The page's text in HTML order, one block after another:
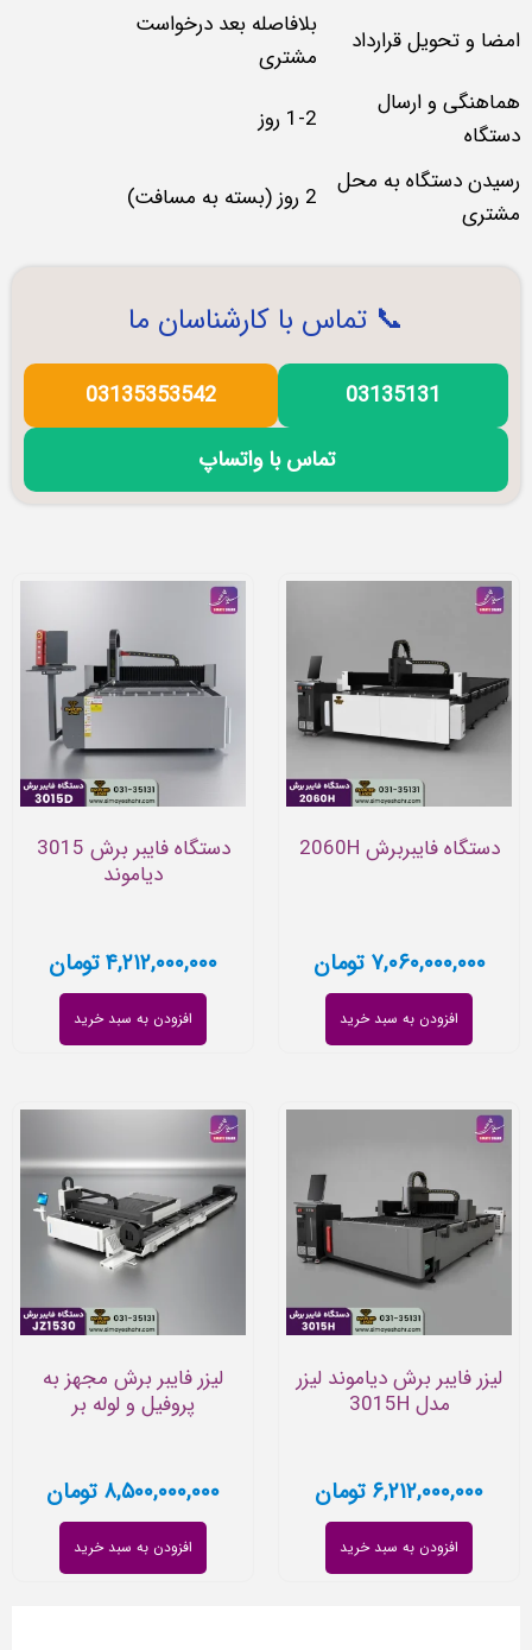
امضا و تحویل قرارداد
بلافاصله بعد درخواست
مشتری
هماهنگی و ارسال
دستگاه
1-2 روز
رسیدن دستگاه به محل
مشتری
2 روز (بسته به مسافت)
📞 تماس با کارشناسان ما
03135131
03135353542
تماس با واتساپ
دستگاه فایبربرش 2060H
۷,۰۶۰,۰۰۰,۰۰۰ تومان
افزودن به سبد خرید
دستگاه فایبر برش 3015
دیاموند
۴,۲۱۲,۰۰۰,۰۰۰ تومان
افزودن به سبد خرید
لیزر فایبر برش دیاموند لیزر
مدل 3015H
۶,۲۱۲,۰۰۰,۰۰۰ تومان
افزودن به سبد خرید
لیزر فایبر برش مجهز به
پروفیل و لوله بر
۸,۵۰۰,۰۰۰,۰۰۰ تومان
افزودن به سبد خرید